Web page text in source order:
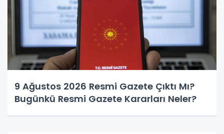
9 Ağustos 2026 Resmi Gazete Çıktı Mı?
Bugünkü Resmi Gazete Kararları Neler?